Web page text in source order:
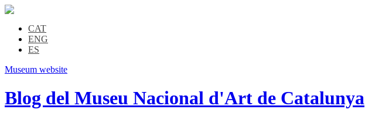
CAT
ENG
ES
Museum website
Blog del Museu Nacional d'Art de Catalunya